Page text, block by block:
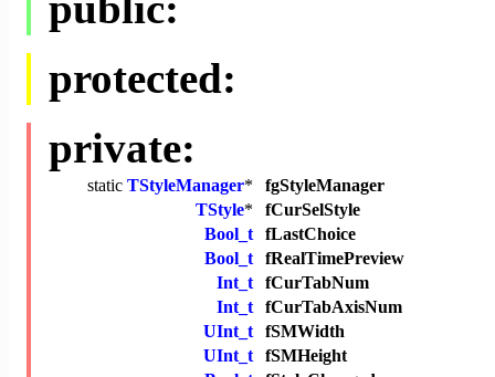
protected:
private:
static TStyleManager*
fgStyleManager
TStyle*
fCurSelStyle
Bool_t
fLastChoice
Bool_t
fRealTimePreview
Int_t
fCurTabNum
Int_t
fCurTabAxisNum
UInt_t
fSMWidth
UInt_t
fSMHeight